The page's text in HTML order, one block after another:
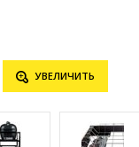
УВЕЛИЧИТЬ